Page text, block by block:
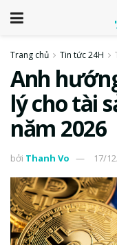
Trang chủ Tin tức 24H
Anh
lý cho tài
năm 2026
bởi Thanh Vo 17/